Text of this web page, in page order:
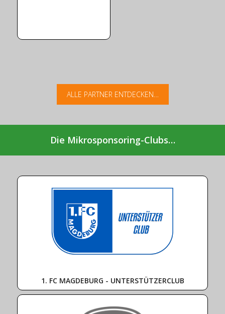
ALLE PARTNER ENTDECKEN…
Die Mikrosponsoring-Clubs…
1. FC MAGDEBURG - UNTERSTÜTZERCLUB